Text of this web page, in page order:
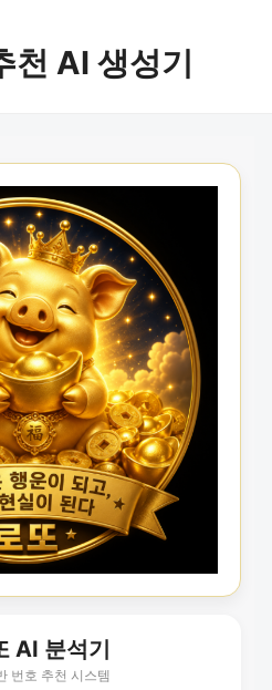
천 AI 생성기
AI 분석기
번호 추천 시스템